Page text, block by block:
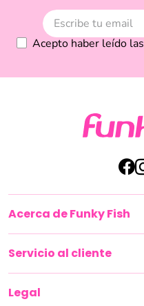
Acepto haber leído las
Acerca de Funky Fish
Servicio al cliente
Legal